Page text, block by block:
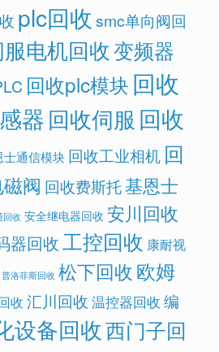
plc回收 smc单向阀回
电机回收变频器
回收plc模块 回收
器回收伺服 回收
士通信模块 回收工业相机 回
阀 回收费斯托基恩士
回收 安全继电器回收 安川回收
器回收工控回收 康耐视
普洛菲斯回收 松下回收欧姆
收 汇川回收 温控器回收 编
设备回收西门子回